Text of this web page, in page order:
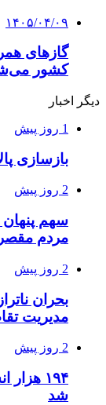
۱۴۰۵/۰۴/۰۹
گازهای
کشور
دیگر اخبار
1 روز پیش
بازسازی
2 روز پیش
سهم پنهان
مردم
2 روز پیش
مدیریت
2 روز پیش
۱۹۴
شد